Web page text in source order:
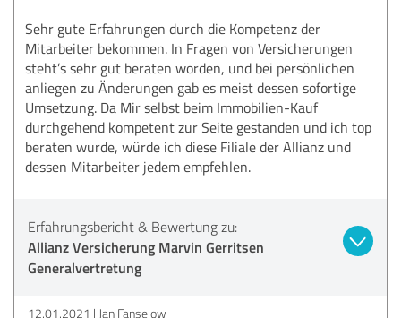
Sehr gute Erfahrungen durch die Kompetenz der
Mitarbeiter bekommen. In Fragen von Versicherungen
steht’s sehr gut beraten worden, und bei persönlichen
anliegen zu Änderungen gab es meist dessen sofortige
Umsetzung. Da Mir selbst beim Immobilien-Kauf
durchgehend kompetent zur Seite gestanden und ich top
beraten wurde, würde ich diese Filiale der Allianz und
dessen Mitarbeiter jedem empfehlen.
Erfahrungsbericht & Bewertung zu:
Allianz Versicherung Marvin Gerritsen
Generalvertretung
12.01.2021 Jan Fanselow